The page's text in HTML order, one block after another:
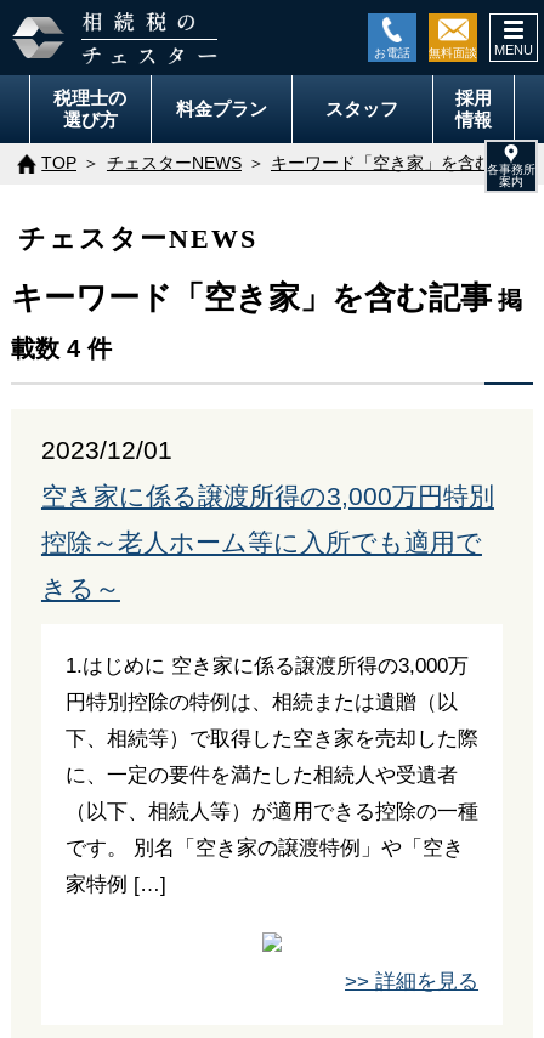
税理士の
選び方
料金プラン スタッフ
採用
情報
TOP チェスターNEWS キーワード「空き家」を含む記事
チェスターNEWS
キーワード「空き家」を含む記事 掲
載数 4 件
2023/12/01
空き家に係る譲渡所得の3,000万円特別
控除～老人ホーム等に入所でも適用で
きる～
1.はじめに 空き家に係る譲渡所得の3,000万
円特別控除の特例は、相続または遺贈（以
下、相続等）で取得した空き家を売却した際
に、一定の要件を満たした相続人や受遺者
（以下、相続人等）が適用できる控除の一種
です。 別名「空き家の譲渡特例」や「空き
家特例 […]
>> 詳細を見る